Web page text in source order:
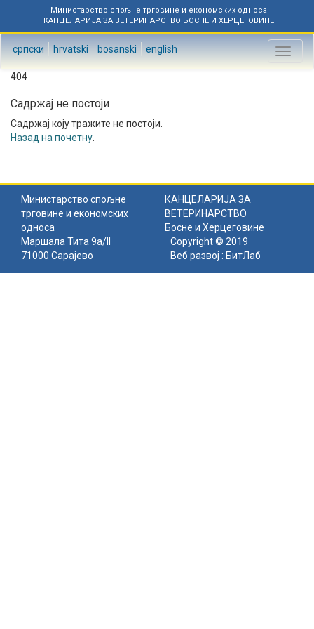
Министарство спољне трговине и економских односа
КАНЦЕЛАРИЈА ЗА ВЕТЕРИНАРСТВО БОСНЕ И ХЕРЦЕГОВИНЕ
српски hrvatski bosanski english
Toggle
404
Садржај не постоји
Садржај коју тражите не постоји.
Назад на почетну
Министарство спољне
трговине и економских
односа
КАНЦЕЛАРИЈА ЗА
ВЕТЕРИНАРСТВО
Босне и Херцеговине
Маршала Тита 9а/II
71000 Сарајево
Copyright © 2019
Веб развој : БитЛаб